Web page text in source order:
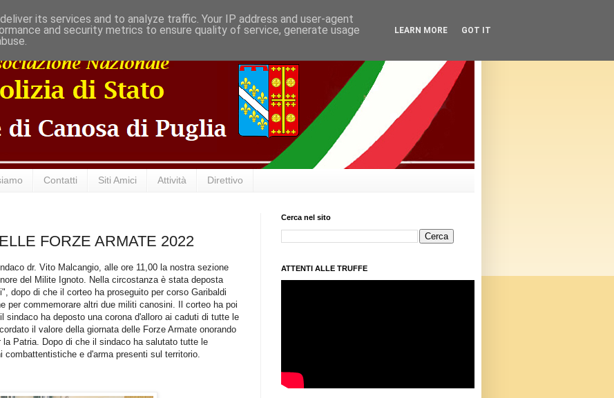
Contatti Siti Amici Attività Direttivo
FORZE ARMATE 2022
dr. Vito Malcangio, alle ore 11,00 la nostra sezione
del Milite Ignoto. Nella circostanza è stata deposta
dopo di che il corteo ha proseguito per corso Garibaldi
per commemorare altri due militi canosini. Il corteo ha poi
sindaco ha deposto una corona d'alloro ai caduti di tutte le
il valore della giornata delle Forze Armate onorando
Patria. Dopo di che il sindaco ha salutato tutte le
e d'arma presenti sul territorio.
Cerca nel sito
ATTENTI ALLE TRUFFE
its services and to analyze traffic. Your IP address and user-agent
and security metrics to ensure quality of service, generate usage
LEARN MORE GOT IT